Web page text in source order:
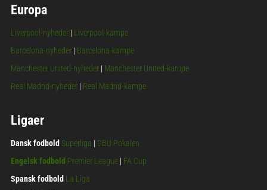
Europa
Liverpool-nyheder| Liverpool-kampe
Barcelona-nyheder| Barcelona-kampe
Manchester United-nyheder| Manchester United-kampe
Real Madrid-nyheder| Real Madrid-kampe
Ligaer
Dansk fodbold Superliga | DBU Pokalen
Engelsk fodbold Premier League| FA Cup
Spansk fodbold La Liga